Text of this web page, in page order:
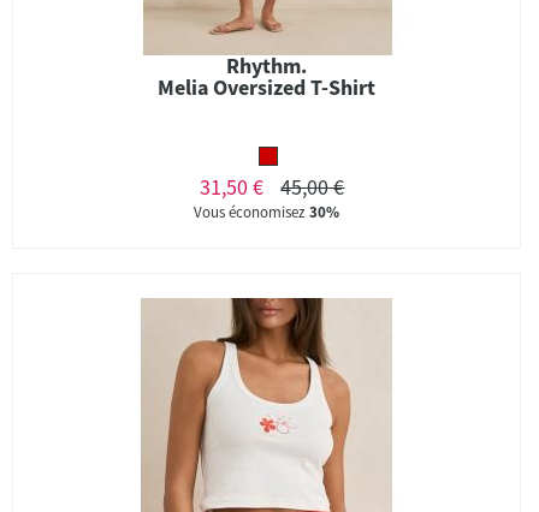
Rhythm.
Melia Oversized T-Shirt
31,50 € 45,00 €
Vous économisez30%